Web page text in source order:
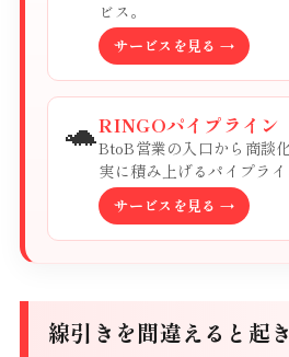
ビス。
サービスを見る →
🐢RINGOパイプライン
BtoB営業の入口から商談
実に積み上げるパイプライ
サービスを見る →
線引きを間違えると起